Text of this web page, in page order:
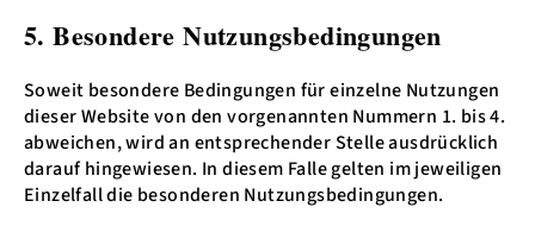
5. Besondere Nutzungsbedingungen
Soweit besondere Bedingungen für einzelne Nutzungen
dieser Website von den vorgenannten Nummern 1. bis 4.
abweichen, wird an entsprechender Stelle ausdrücklich
darauf hingewiesen. In diesem Falle gelten im jeweiligen
Einzelfall die besonderen Nutzungsbedingungen.